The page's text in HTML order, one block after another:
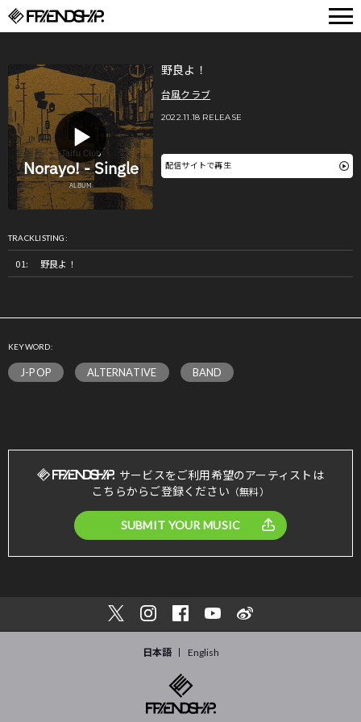
野良よ！
台風クラブ
2022.11.18 RELEASE
配信サイトで再生
TRACKLISTING:
野良よ！
KEYWORD:
J-POP ALTERNATIVE BAND
サービスをご利用希望のアーティストは
こちらからご登録ください （無料）
SUBMIT YOUR MUSIC
日本語 English